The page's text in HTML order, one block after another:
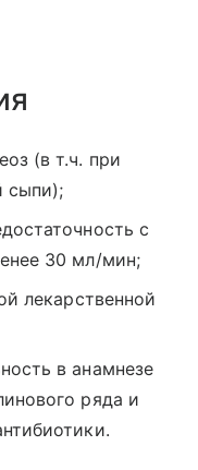
(в т.ч. при
сыпи);
с
30 мл/мин;
лекарственной
в анамнезе
ряда и